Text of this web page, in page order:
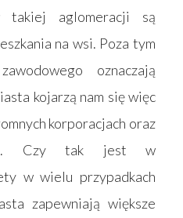
takiej aglomeracji są
na wsi. Poza tym
oznaczają
kojarzą nam się więc
korporacjach oraz
Czy tak jest w
w wielu przypadkach
zapewniają większe